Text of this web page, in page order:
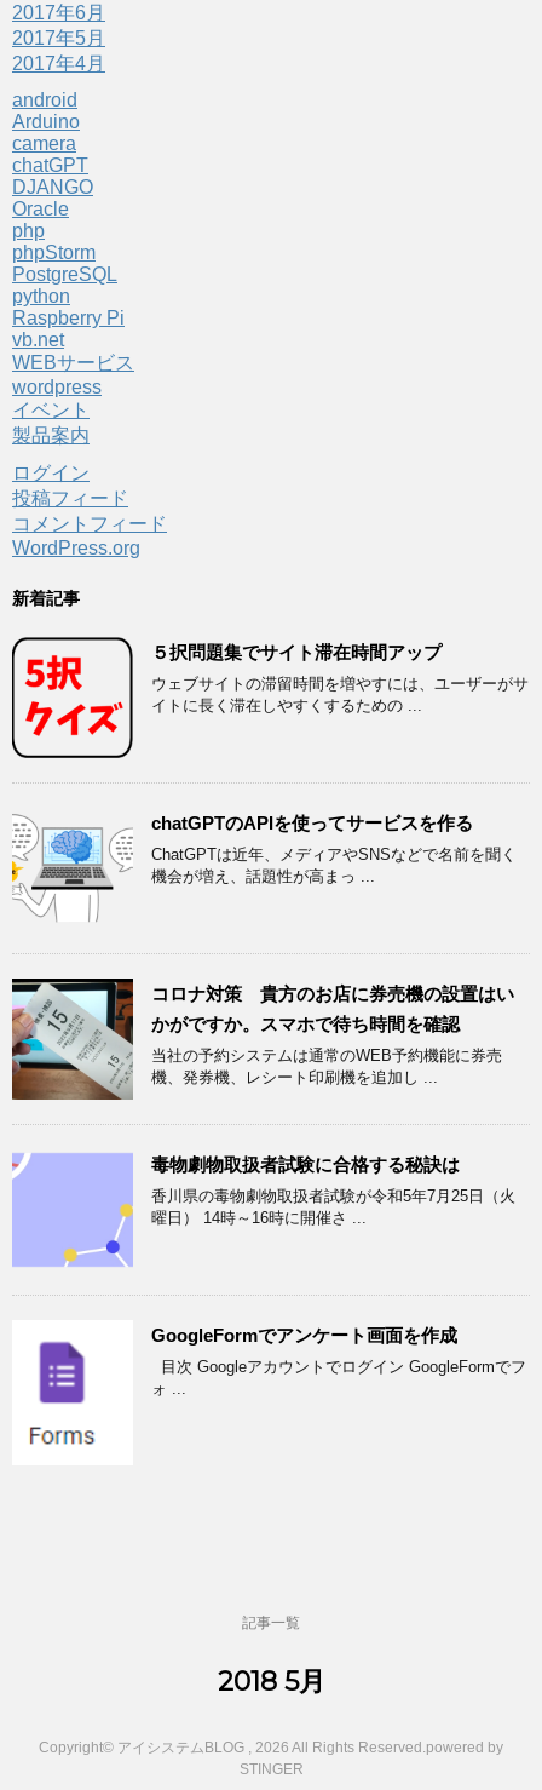
2017年6月
2017年5月
2017年4月
android
Arduino
camera
chatGPT
DJANGO
Oracle
php
phpStorm
PostgreSQL
python
Raspberry Pi
vb.net
WEBサービス
wordpress
イベント
製品案内
ログイン
投稿フィード
コメントフィード
WordPress.org
新着記事
５択問題集でサイト滞在時間アップ
ウェブサイトの滞留時間を増やすには、ユーザーがサ
イトに長く滞在しやすくするための ...
chatGPTのAPIを使ってサービスを作る
ChatGPTは近年、メディアやSNSなどで名前を聞く
機会が増え、話題性が高まっ ...
コロナ対策 貴方のお店に券売機の設置はい
かがですか。スマホで待ち時間を確認
当社の予約システムは通常のWEB予約機能に券売
機、発券機、レシート印刷機を追加し ...
毒物劇物取扱者試験に合格する秘訣は
香川県の毒物劇物取扱者試験が令和5年7月25日（火
曜日） 14時～16時に開催さ ...
GoogleFormでアンケート画面を作成
目次 Googleアカウントでログイン GoogleFormでフ
ォ ...
記事一覧
2018 5月
Copyright© アイシステムBLOG , 2026 All Rights Reserved.powered by
STINGER